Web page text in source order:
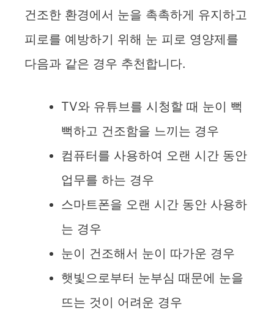
건조한 환경에서 눈을 촉촉하게 유지하고
피로를 예방하기 위해 눈 피로 영양제를
다음과 같은 경우 추천합니다.
TV와 유튜브를 시청할 때 눈이 뻑
뻑하고 건조함을 느끼는 경우
컴퓨터를 사용하여 오랜 시간 동안
업무를 하는 경우
스마트폰을 오랜 시간 동안 사용하
는 경우
눈이 건조해서 눈이 따가운 경우
햇빛으로부터 눈부심 때문에 눈을
뜨는 것이 어려운 경우